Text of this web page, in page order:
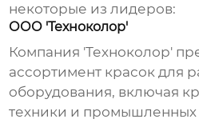
некоторые из лидеров:
ООО 'Техноколор'
Компания 'Техноколор'
ассортимент красок для
оборудования, включая
техники и